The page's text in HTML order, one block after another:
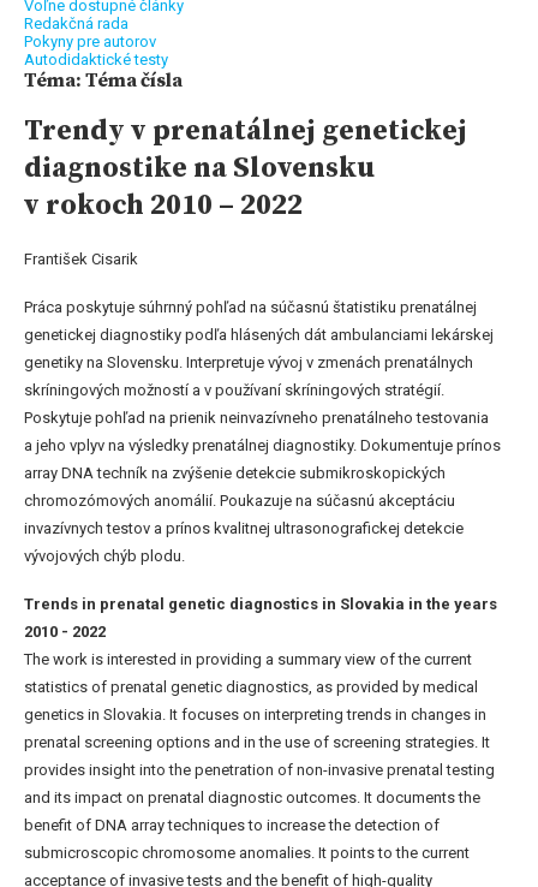
Voľne dostupné články
Redakčná rada
Pokyny pre autorov
Autodidaktické testy
Téma: Téma čísla
Trendy v prenatálnej genetickej
diagnostike na Slovensku
v rokoch 2010 – 2022
František Cisarik
Práca poskytuje súhrnný pohľad na súčasnú štatistiku prenatálnej
genetickej diagnostiky podľa hlásených dát ambulanciami lekárskej
genetiky na Slovensku. Interpretuje vývoj v zmenách prenatálnych
skríningových možností a v používaní skríningových stratégií.
Poskytuje pohľad na prienik neinvazívneho prenatálneho testovania
a jeho vplyv na výsledky prenatálnej diagnostiky. Dokumentuje prínos
array DNA techník na zvýšenie detekcie submikroskopických
chromozómových anomálií. Poukazuje na súčasnú akceptáciu
invazívnych testov a prínos kvalitnej ultrasonografickej detekcie
vývojových chýb plodu.
Trends in prenatal genetic diagnostics in Slovakia in the years
2010 - 2022
The work is interested in providing a summary view of the current
statistics of prenatal genetic diagnostics, as provided by medical
genetics in Slovakia. It focuses on interpreting trends in changes in
prenatal screening options and in the use of screening strategies. It
provides insight into the penetration of non-invasive prenatal testing
and its impact on prenatal diagnostic outcomes. It documents the
benefit of DNA array techniques to increase the detection of
submicroscopic chromosome anomalies. It points to the current
acceptance of invasive tests and the benefit of high-quality